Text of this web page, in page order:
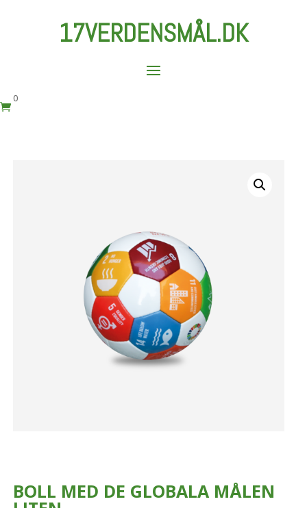
17VERDENSMÅL.DK

0
BOLL MED DE GLOBALA MÅLEN